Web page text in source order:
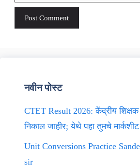
नवीन पोस्ट
CTET Result 2026: केंद्रीय शिक्षक
निकाल जाहीर; येथे पहा तुमचे
Unit Conversions Practice
sir